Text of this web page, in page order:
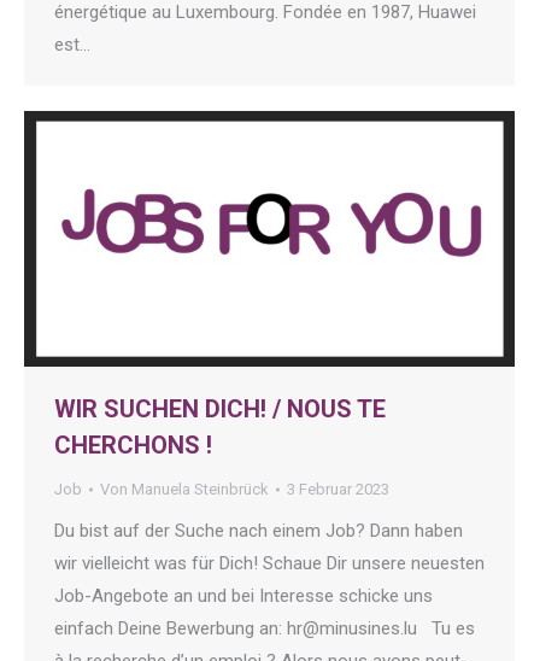
énergétique au Luxembourg. Fondée en 1987, Huawei
est…
WIR SUCHEN DICH! / NOUS TE
CHERCHONS !
Job Von Manuela Steinbrück 3 Februar 2023
Du bist auf der Suche nach einem Job? Dann haben
wir vielleicht was für Dich! Schaue Dir unsere neuesten
Job-Angebote an und bei Interesse schicke uns
einfach Deine Bewerbung an: hr@minusines.lu Tu es